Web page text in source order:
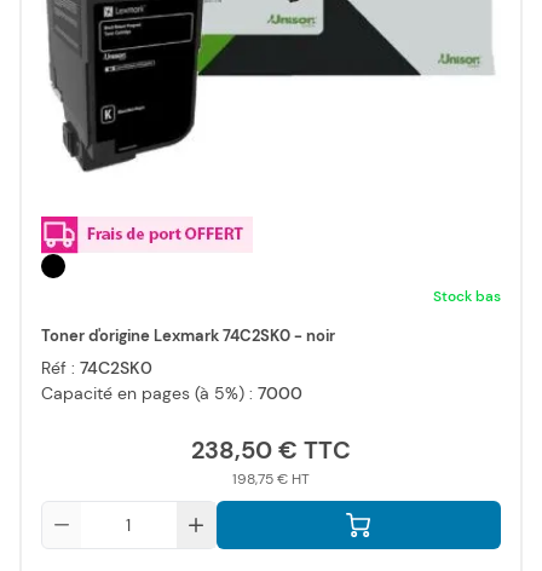
Stock bas
Toner d'origine Lexmark 74C2SK0 - noir
Réf : 74C2SK0
Capacité en pages (à 5%) : 7000
238,50 €
198,75 €